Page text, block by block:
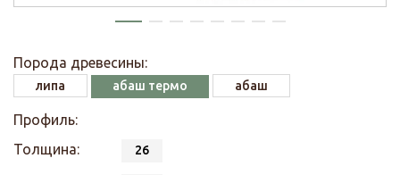
Порода древесины:
липа абаш термо абаш
Профиль:
Толщина:
26